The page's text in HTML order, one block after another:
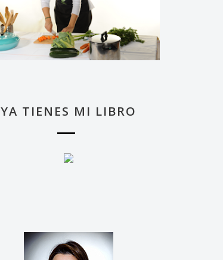
YA TIENES MI LIBRO